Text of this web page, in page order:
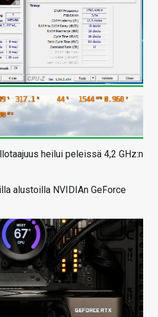
heilui peleissä 4,2 GHz:n
alustoilla NVIDIAn GeForce